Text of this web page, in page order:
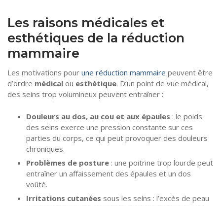
Les raisons médicales et
esthétiques de la réduction
mammaire
Les motivations pour une réduction mammaire peuvent être
d’ordre médical ou esthétique. D’un point de vue médical,
des seins trop volumineux peuvent entraîner :
Douleurs au dos, au cou et aux épaules : le poids
des seins exerce une pression constante sur ces
parties du corps, ce qui peut provoquer des douleurs
chroniques.
Problèmes de posture: une poitrine trop lourde peut
entraîner un affaissement des épaules et un dos
voûté.
Irritations cutanées sous les seins : l’excès de peau